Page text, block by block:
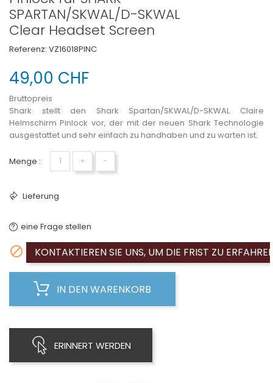
SPARTAN/SKWAL/D-SKWAL
Clear Headset Screen
Referenz: VZ16018PINC
49,00 CHF
Bruttopreis
Shark stellt den Shark Spartan/SKWAL/D-SKWAL Claire
Helmschirm Pinlock vor, der mit der neuen Shark Technologie
ausgestattet und sehr einfach zu handhaben und zu warten ist.
Menge : + −
Lieferung
eine Frage stellen
 KONTAKTIEREN SIE UNS, UM DIE FRIST ZU
IN DEN WARENKORB
ERINNERT WERDEN